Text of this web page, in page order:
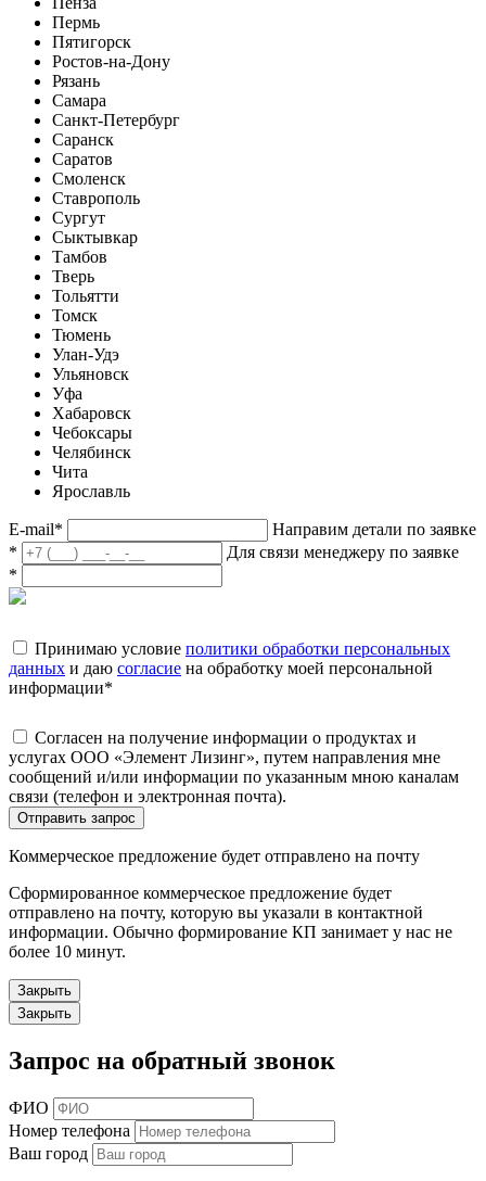
Пермь
Пятигорск
Ростов-на-Дону
Рязань
Самара
Санкт-Петербург
Саранск
Саратов
Смоленск
Ставрополь
Сургут
Сыктывкар
Тамбов
Тверь
Тольятти
Томск
Тюмень
Улан-Удэ
Ульяновск
Уфа
Хабаровск
Чебоксары
Челябинск
Чита
Ярославль
E-mail*
Направим детали по заявке
*
Для связи менеджеру по заявке
*
Принимаю условие политики обработки персональных
данных и даю согласие на обработку моей персональной
информации*
Согласен на получение информации о продуктах и
услугах ООО «Элемент Лизинг», путем направления мне
сообщений и/или информации по указанным мною каналам
связи (телефон и электронная почта).
Отправить запрос
Коммерческое предложение будет отправлено на почту
Сформированное коммерческое предложение будет
отправлено на почту, которую вы указали в контактной
информации. Обычно формирование КП занимает у нас не
более 10 минут.
Закрыть
Закрыть
Запрос на обратный звонок
ФИО
Номер телефона
Ваш город